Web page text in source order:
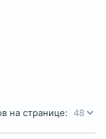
на странице: